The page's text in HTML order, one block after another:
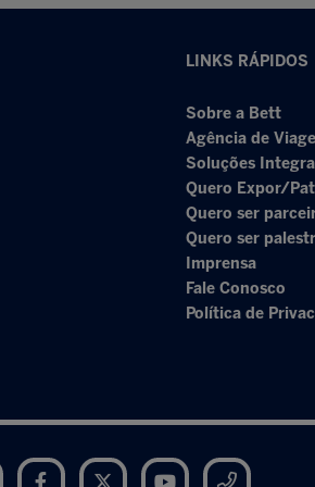
LINKS RÁPIDOS
Sobre a Bett
Agência de
Soluções
Quero Expor/
Quero ser
Quero ser
Imprensa
Fale Conosco
Política de
LinkedIn Facebook Twitter YouTube